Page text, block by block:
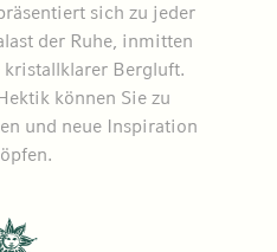
sich zu jeder
der Ruhe, inmitten
Bergluft.
können Sie zu
und neue Inspiration